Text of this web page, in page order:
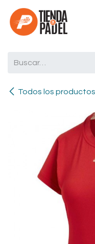
Ir al contenido
Todos los productos